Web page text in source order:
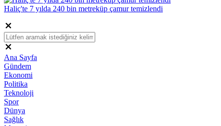
Haliç'te 7 yılda 240 bin metreküp çamur temizlendi
Ana Sayfa
Gündem
Ekonomi
Politika
Teknoloji
Spor
Dünya
Sağlık